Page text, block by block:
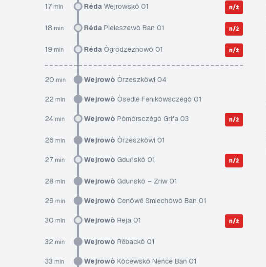
17 min Réda Wejrowskô 01 n/ż
18 min Réda Pieleszewò Ban 01 n/ż
19 min Réda Ògrodzëznowô 01 n/ż
20 min Wejrowò Òrzeszkòwi 04
22 min Wejrowò Òsedlé Fenikòwsczégò 01
24 min Wejrowò Pòmòrsczégò Grifa 03 n/ż
26 min Wejrowò Òrzeszkòwi 01
27 min Wejrowò Gduńskô 01 n/ż
28 min Wejrowò Gduńskô – Zriw 01
29 min Wejrowò Cenôwë Smiechòwò Ban 01
30 min Wejrowò Reja 01 n/ż
32 min Wejrowò Rëbackô 01
33 min Wejrowò Kòcewskô Neńce Ban 01